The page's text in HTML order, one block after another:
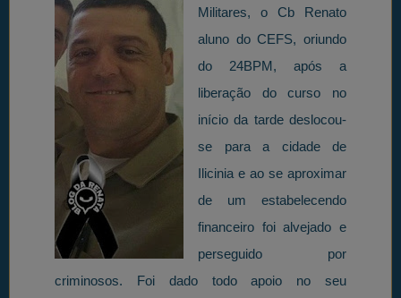
Militares, o Cb Renato
aluno do CEFS, oriundo
do 24BPM, após a
liberação do curso no
início da tarde deslocou-
se para a cidade de
Ilicinia e ao se aproximar
de um estabelecendo
financeiro foi alvejado e
perseguido por
criminosos. Foi dado todo apoio no seu